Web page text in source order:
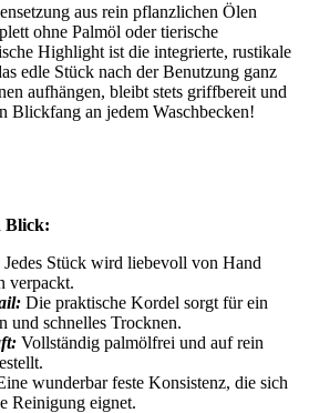
aus rein pflanzlichen Ölen
ohne Palmöl oder tierische
Highlight ist die integrierte, rustikale
edle Stück nach der Benutzung ganz
aufhängen, bleibt stets griffbereit und
Blickfang an jedem Waschbecken!
Blick:
Jedes Stück wird liebevoll von Hand
verpackt.
Die praktische Kordel sorgt für ein
und schnelles Trocknen.
Vollständig palmölfrei und auf rein
wunderbar feste Konsistenz, die sich
Reinigung eignet.